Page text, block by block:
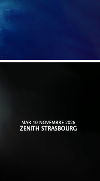
MAR 10 NOVEMBRE 2026
ZENITH STRASBOURG